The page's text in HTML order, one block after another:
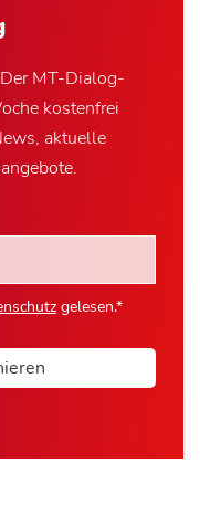
MT-Dialog-
kostenfrei
aktuelle
gelesen.*